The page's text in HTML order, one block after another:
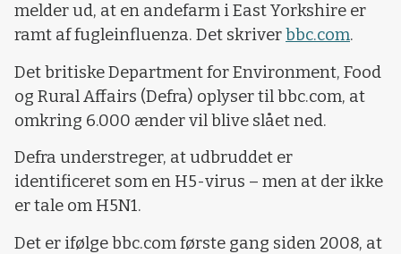
melder ud, at en andefarm i East Yorkshire er
ramt af fugleinfluenza. Det skriverbbc.com.
Det britiske Department for Environment, Food
og Rural Affairs (Defra) oplyser til bbc.com, at
omkring 6.000 ænder vil blive slået ned.
Defra understreger, at udbruddet er
identificeret som en H5-virus – men at der ikke
er tale om H5N1.
Det er ifølge bbc.com første gang siden 2008, at